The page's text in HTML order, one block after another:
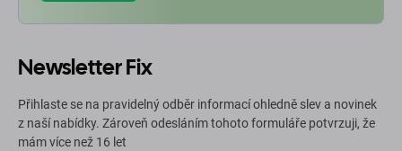
Newsletter Fix
Přihlaste se na pravidelný odběr informací ohledně slev a novinek
z naší nabídky. Zároveň odesláním tohoto formuláře potvrzuji, že
mám více než 16 let